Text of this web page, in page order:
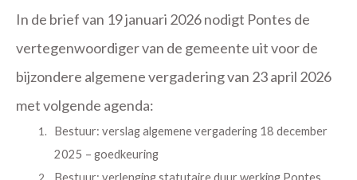
In de brief van 19 januari 2026 nodigt Pontes de
vertegenwoordiger van de gemeente uit voor de
bijzondere algemene vergadering van 23 april 2026
met volgende agenda:
Bestuur: verslag algemene vergadering 18 december
2025 – goedkeuring
Bestuur: verlenging statutaire duur werking Pontes